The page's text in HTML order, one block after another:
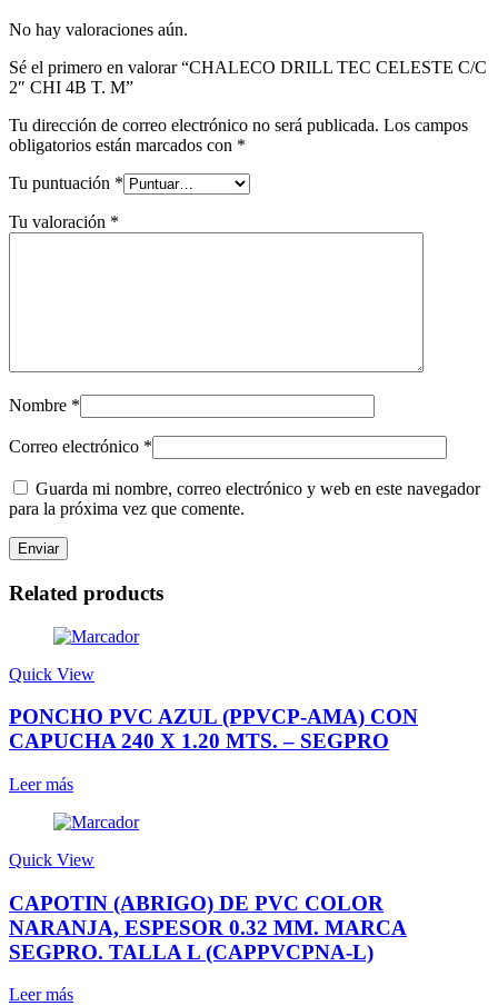
No hay valoraciones aún.
Sé el primero en valorar “CHALECO DRILL TEC CELESTE C/C
2″ CHI 4B T. M”
Tu dirección de correo electrónico no será publicada. Los campos
obligatorios están marcados con *
Tu puntuación *
Tu valoración *
Nombre *
Correo electrónico *
Guarda mi nombre, correo electrónico y web en este navegador
para la próxima vez que comente.
Related products
Quick View
PONCHO PVC AZUL (PPVCP-AMA) CON
CAPUCHA 240 X 1.20 MTS. – SEGPRO
Leer más
Quick View
CAPOTIN (ABRIGO) DE PVC COLOR
NARANJA, ESPESOR 0.32 MM. MARCA
SEGPRO. TALLA L (CAPPVCPNA-L)
Leer más